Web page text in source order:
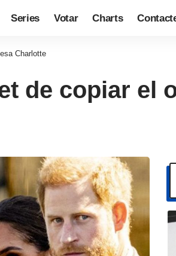
Series Votar Charts
Charlotte
de copiar el